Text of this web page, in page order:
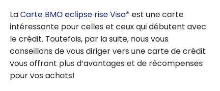
LaCarte BMO eclipse rise Visa* est une carte
intéressante pour celles et ceux qui débutent avec
le crédit. Toutefois, par la suite, nous vous
conseillons de vous diriger vers une carte de crédit
vous offrant plus d’avantages et de récompenses
pour vos achats!